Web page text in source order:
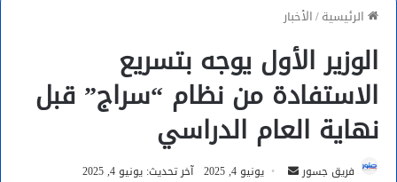
الرئيسية/الأخبار
الوزير الأول يوجه بتسريع
الاستفادة من نظام “سراج” قبل
نهاية العام الدراسي
فريق جسور
أرسل يونيو 4, 2025 آخر تحديث: يونيو 4, 2025